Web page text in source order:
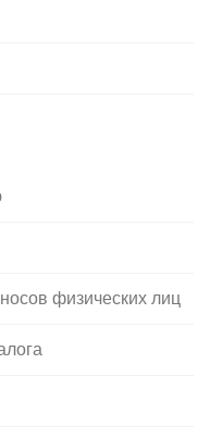
физических лиц